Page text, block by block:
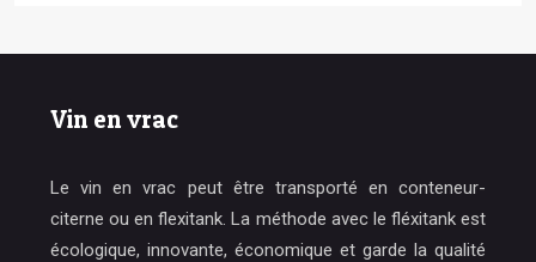
Vin en vrac
Le vin en vrac peut être transporté en conteneur-
citerne ou en flexitank. La méthode avec le fléxitank est
écologique, innovante, économique et garde la qualité